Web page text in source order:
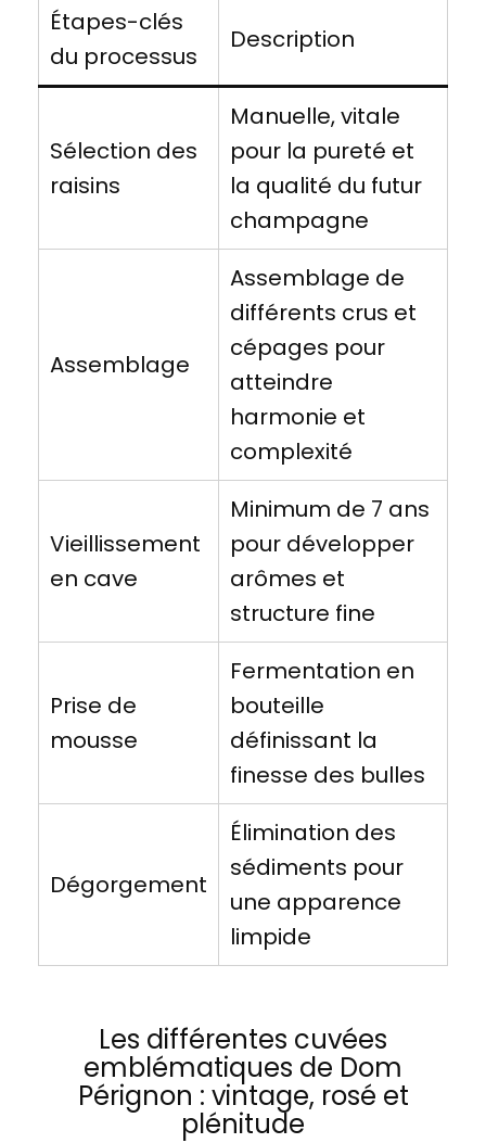
Étapes-clés
du processus
Description
Sélection des
raisins
Manuelle, vitale
pour la pureté et
la qualité du futur
champagne
Assemblage
Assemblage de
différents crus et
cépages pour
atteindre
harmonie et
complexité
Vieillissement
en cave
Minimum de 7 ans
pour développer
arômes et
structure fine
Prise de
mousse
Fermentation en
bouteille
définissant la
finesse des bulles
Dégorgement
Élimination des
sédiments pour
une apparence
limpide
Les différentes cuvées
emblématiques de Dom
Pérignon : vintage, rosé et
plénitude